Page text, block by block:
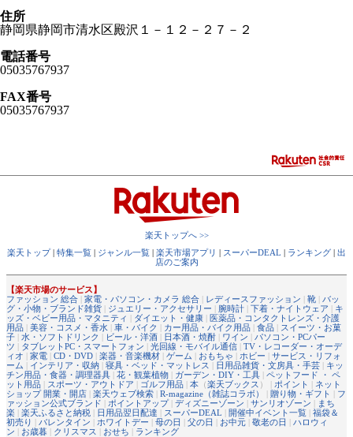
住所
静岡県静岡市清水区殿沢１－１２－２７－２
電話番号
05035767937
FAX番号
05035767937
楽天トップへ >>
楽天トップ| 特集一覧 | ジャンル一覧 | 楽天市場アプリ | スーパーDEAL | ランキング | 出
店のご案内
【楽天市場のサービス】
ファッション 総合 | 家電・パソコン・カメラ 総合 | レディースファッション | 靴 | バッ
グ・小物・ブランド雑貨 | ジュエリー・アクセサリー | 腕時計 | 下着・ナイトウェア | キ
ッズ・ベビー用品・マタニティ | ダイエット・健康 | 医薬品・コンタクトレンズ・介護
用品 | 美容・コスメ・香水 | 車・バイク | カー用品・バイク用品 | 食品 | スイーツ・お菓
子 | 水・ソフトドリンク | ビール・洋酒 | 日本酒・焼酎 | ワイン | パソコン・PCパー
ツ | タブレットPC・スマートフォン | 光回線・モバイル通信 | TV・レコーダー・オーデ
ィオ | 家電 | CD・DVD | 楽器・音楽機材 | ゲーム | おもちゃ | ホビー | サービス・リフォ
ーム | インテリア・収納 | 寝具・ベッド・マットレス | 日用品雑貨・文房具・手芸 | キッ
チン用品・食器・調理器具 | 花・観葉植物 | ガーデン・DIY・工具 | ペットフード ・ ペ
ット用品 | スポーツ・アウトドア | ゴルフ用品 | 本 （楽天ブックス ） | ポイント | ネット
ショップ 開業・開店 | 楽天ウェブ検索 | R-magazine（雑誌コラボ） | 贈り物・ギフト | フ
ァッション公式ブランド | ポイントアップ| ディズニーゾーン | サンリオゾーン | まち
楽 | 楽天ふるさと納税 | 日用品翌日配達 | スーパーDEAL | 開催中イベント一覧 | 福袋＆
初売り | バレンタイン | ホワイトデー | 母の日 | 父の日 | お中元 | 敬老の日 | ハロウィ
ン | お歳暮 | クリスマス | おせち | ランキング